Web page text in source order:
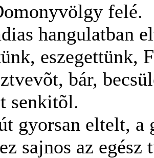
felé.
hangulatban
eszegettünk,
bár,
senkitõl.
gyorsan eltelt,
sajnos az